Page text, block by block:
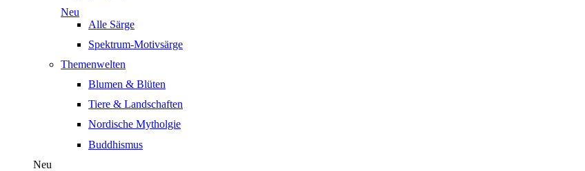
Neu
Alle Särge
Spektrum-Motivsärge
Themenwelten
Blumen & Blüten
Tiere & Landschaften
Nordische Mytholgie
Buddhismus
Neu